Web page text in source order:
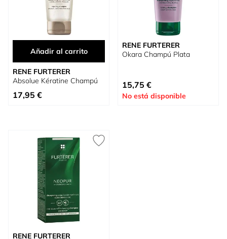
Añadir al carrito
RENE FURTERER
Absolue Kératine Champú
17,95 €
RENE FURTERER
Okara Champú Plata
15,75 €
No está disponible
RENE FURTERER